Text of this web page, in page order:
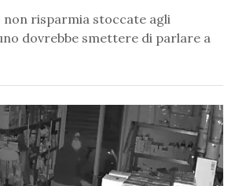
risparmia stoccate agli
dovrebbe smettere di parlare a